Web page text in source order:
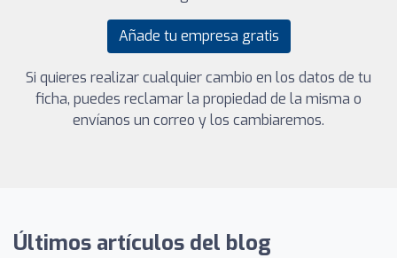
Añade tu empresa gratis
Si quieres realizar cualquier cambio en los datos de tu
ficha, puedes reclamar la propiedad de la misma o
envíanos un correo y los cambiaremos.
Últimos artículos del blog